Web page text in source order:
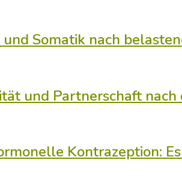
und Somatik nach
und Partnerschaft nach
Kontrazeption: